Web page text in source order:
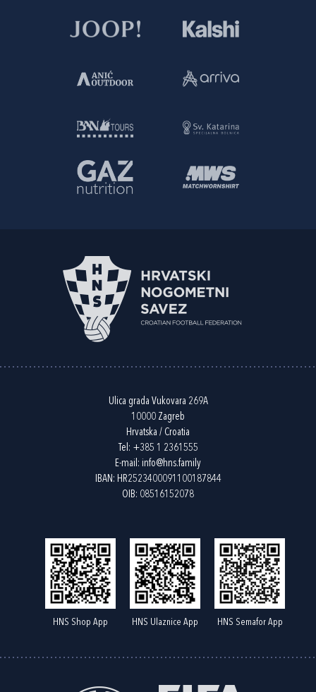
Ulica grada Vukovara 269A
10000 Zagreb
Hrvatska / Croatia
Tel: +385 1 2361555
E-mail: info@hns.family
IBAN: HR2523400091100187844
OIB: 08516152078
HNS Shop App HNS Ulaznice App HNS Semafor App